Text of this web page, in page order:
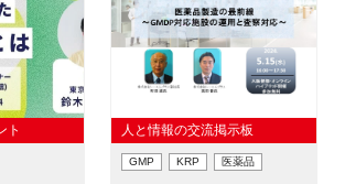
ト 人と情報の交流掲示板
GMP KRP 医薬品